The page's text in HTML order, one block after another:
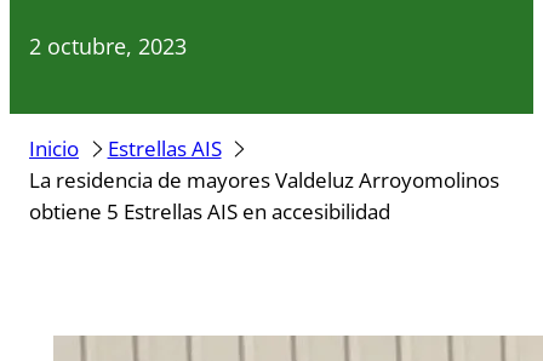
2 octubre, 2023
Inicio
Estrellas AIS
La residencia de mayores Valdeluz Arroyomolinos
obtiene 5 Estrellas AIS en accesibilidad